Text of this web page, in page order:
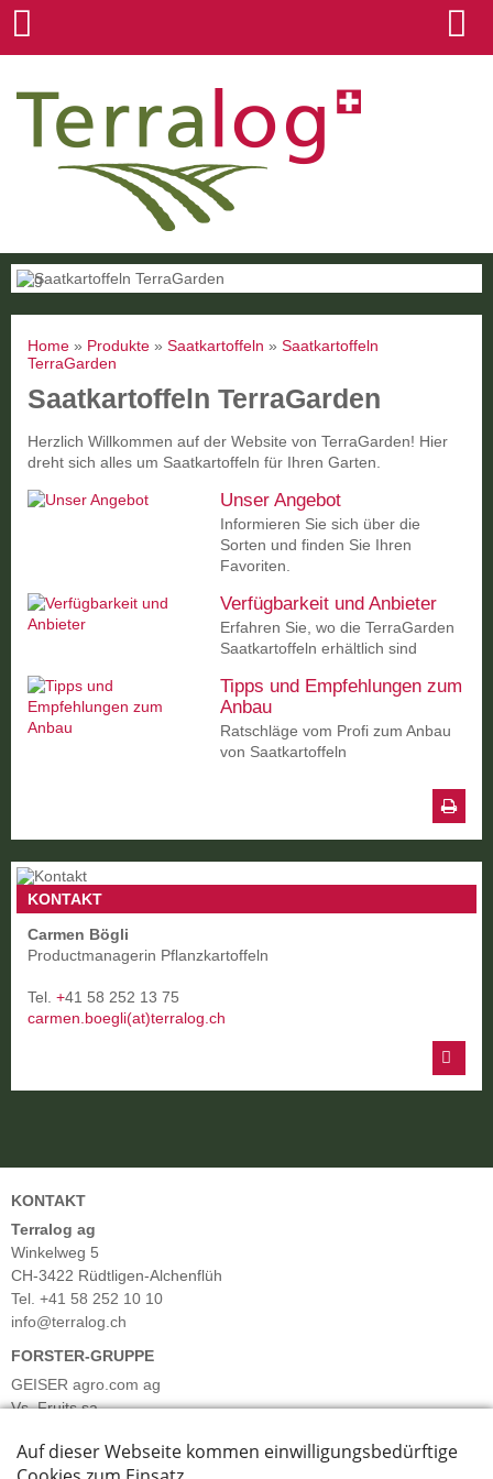
Home » Produkte » Saatkartoffeln » Saatkartoffeln
TerraGarden
Saatkartoffeln TerraGarden
Herzlich Willkommen auf der Website von TerraGarden! Hier
dreht sich alles um Saatkartoffeln für Ihren Garten.
Unser Angebot
Informieren Sie sich über die
Sorten und finden Sie Ihren
Favoriten.
Verfügbarkeit und Anbieter
Erfahren Sie, wo die TerraGarden
Saatkartoffeln erhältlich sind
Tipps und Empfehlungen zum
Anbau
Ratschläge vom Profi zum Anbau
von Saatkartoffeln
KONTAKT
Carmen Bögli
Productmanagerin Pflanzkartoffeln
Tel. +41 58 252 13 75
carmen.boegli(at)terralog.ch
KONTAKT
Terralog ag
Winkelweg 5
CH-3422 Rüdtligen-Alchenflüh
Tel. +41 58 252 10 10
info@terralog.ch
FORSTER-GRUPPE
GEISER agro.com ag
Vs. Fruits sa
Forster Salatgarten AG